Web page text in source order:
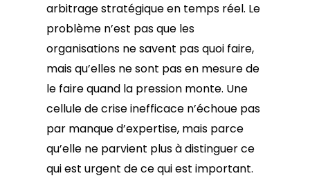
arbitrage stratégique en temps réel. Le
problème n’est pas que les
organisations ne savent pas quoi faire,
mais qu’elles ne sont pas en mesure de
le faire quand la pression monte. Une
cellule de crise inefficace n’échoue pas
par manque d’expertise, mais parce
qu’elle ne parvient plus à distinguer ce
qui est urgent de ce qui est important.